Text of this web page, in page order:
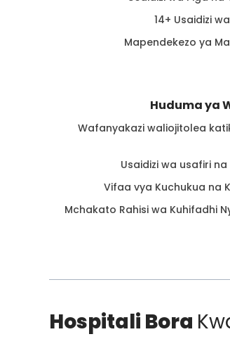
14+ Usaidizi
Mapendekezo ya
Huduma ya
Wafanyakazi waliojitolea
Usaidizi wa usafiri
Vifaa vya Kuchukua na
Mchakato Rahisi wa Kuhifadhi
Hospitali Bora